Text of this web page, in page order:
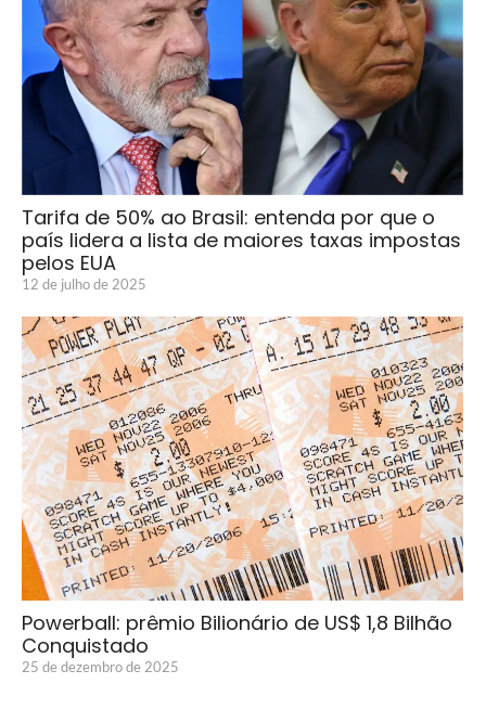
Tarifa de 50% ao Brasil: entenda por que o
país lidera a lista de maiores taxas impostas
pelos EUA
12 de julho de 2025
Powerball: prêmio Bilionário de US$ 1,8 Bilhão
Conquistado
25 de dezembro de 2025